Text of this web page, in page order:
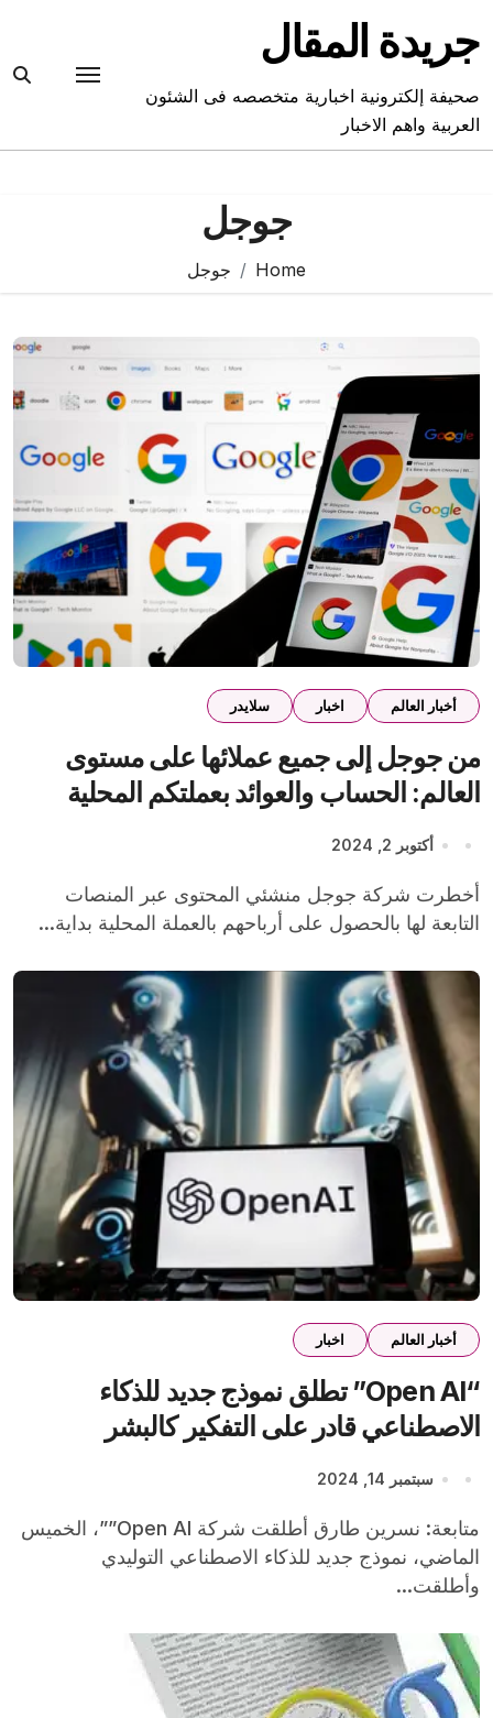
content
جريدة المقال
صحيفة إلكترونية اخبارية متخصصه فى الشئون
العربية واهم الاخبار
جوجل
Home جوجل
أخبار العالم اخبار سلايدر
من جوجل إلى جميع عملائها على مستوى
العالم: الحساب والعوائد بعملتكم المحلية
أكتوبر 2, 2024
أخطرت شركة جوجل منشئي المحتوى عبر المنصات
التابعة لها بالحصول على أرباحهم بالعملة المحلية بداية...
أخبار العالم اخبار
“Open AI” تطلق نموذج جديد للذكاء
الاصطناعي قادر على التفكير كالبشر
سبتمبر 14, 2024
متابعة: نسرين طارق أطلقت شركة Open AI””، الخميس
الماضي، نموذج جديد للذكاء الاصطناعي التوليدي
وأطلقت...